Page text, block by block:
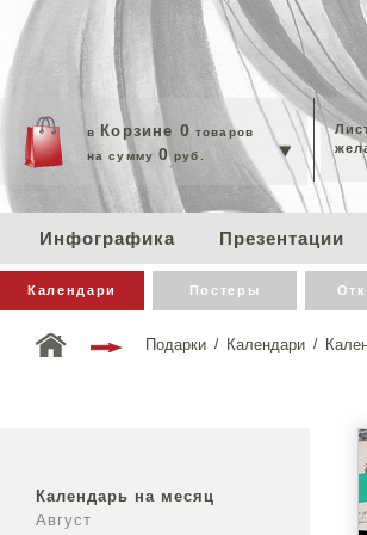
в Корзине 0 товаров
на сумму 0руб.
Инфографика Презентации
Календари Постеры
Подарки / Календари /
Календарь на месяц
Август